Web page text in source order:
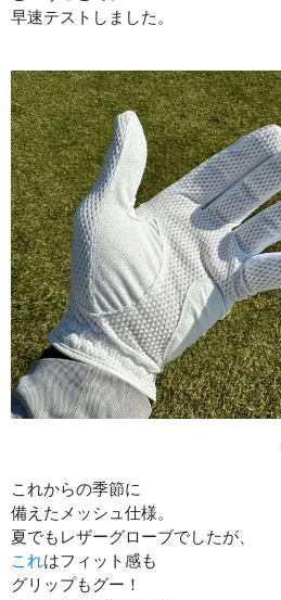
早速テストしました。
これからの季節に
備えたメッシュ仕様。
夏でもレザーグローブでしたが、
これはフィット感も
グリップもグー！